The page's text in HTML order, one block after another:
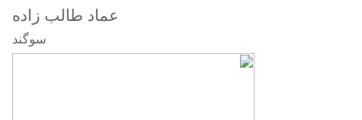
عماد طالب زاده
سوگند